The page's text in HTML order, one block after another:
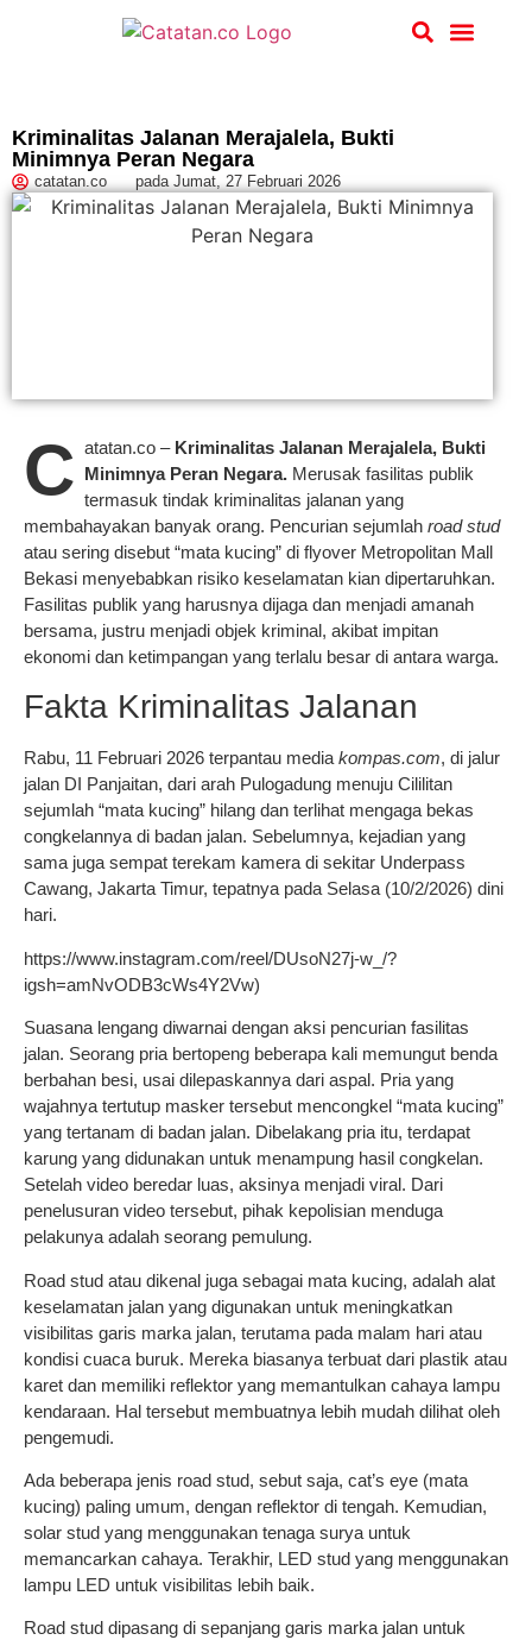
Kriminalitas Jalanan Merajalela, Bukti
Minimnya Peran Negara
catatan.co pada Jumat, 27 Februari 2026
C atatan.co – Kriminalitas Jalanan Merajalela, Bukti
Minimnya Peran Negara. Merusak fasilitas publik
termasuk tindak kriminalitas jalanan yang
membahayakan banyak orang. Pencurian sejumlah road stud
atau sering disebut “mata kucing” di flyover Metropolitan Mall
Bekasi menyebabkan risiko keselamatan kian dipertaruhkan.
Fasilitas publik yang harusnya dijaga dan menjadi amanah
bersama, justru menjadi objek kriminal, akibat impitan
ekonomi dan ketimpangan yang terlalu besar di antara warga.
Fakta Kriminalitas Jalanan
Rabu, 11 Februari 2026 terpantau media kompas.com, di jalur
jalan DI Panjaitan, dari arah Pulogadung menuju Cililitan
sejumlah “mata kucing” hilang dan terlihat mengaga bekas
congkelannya di badan jalan. Sebelumnya, kejadian yang
sama juga sempat terekam kamera di sekitar Underpass
Cawang, Jakarta Timur, tepatnya pada Selasa (10/2/2026) dini
hari.
https://www.instagram.com/reel/DUsoN27j-w_/?
igsh=amNvODB3cWs4Y2Vw)
Suasana lengang diwarnai dengan aksi pencurian fasilitas
jalan. Seorang pria bertopeng beberapa kali memungut benda
berbahan besi, usai dilepaskannya dari aspal. Pria yang
wajahnya tertutup masker tersebut mencongkel “mata kucing”
yang tertanam di badan jalan. Dibelakang pria itu, terdapat
karung yang didunakan untuk menampung hasil congkelan.
Setelah video beredar luas, aksinya menjadi viral. Dari
penelusuran video tersebut, pihak kepolisian menduga
pelakunya adalah seorang pemulung.
Road stud atau dikenal juga sebagai mata kucing, adalah alat
keselamatan jalan yang digunakan untuk meningkatkan
visibilitas garis marka jalan, terutama pada malam hari atau
kondisi cuaca buruk. Mereka biasanya terbuat dari plastik atau
karet dan memiliki reflektor yang memantulkan cahaya lampu
kendaraan. Hal tersebut membuatnya lebih mudah dilihat oleh
pengemudi.
Ada beberapa jenis road stud, sebut saja, cat’s eye (mata
kucing) paling umum, dengan reflektor di tengah. Kemudian,
solar stud yang menggunakan tenaga surya untuk
memancarkan cahaya. Terakhir, LED stud yang menggunakan
lampu LED untuk visibilitas lebih baik.
Road stud dipasang di sepanjang garis marka jalan untuk